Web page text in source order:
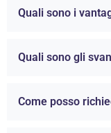
Quali sono i
Quali sono gli
Come posso